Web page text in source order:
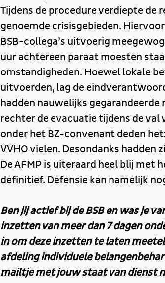
Tijdens de procedure verdiepte de
genoemde crisisgebieden.
BSB-collega’s uitvoerig
uur achtereen paraat moesten
omstandigheden. Hoewel lokale
uitvoerden, lag de
hadden nauwelijks
rechter de evacuatie tijdens de val
onder het BZ-convenant deden
VVHO vielen. Desondanks hadden
De AFMP is uiteraard heel blij met
definitief. Defensie kan namelijk
Ben jij actief bij de BSB en was je
inzetten van meer dan 7 dagen
in om deze inzetten te laten
afdeling individuele
mailtje met jouw staat van dienst